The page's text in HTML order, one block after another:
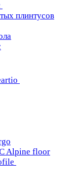
плинтусов
Alpine floor